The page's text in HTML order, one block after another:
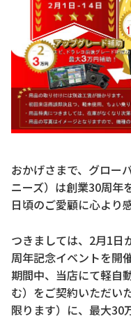
おかげさまで、グロー
ニーズ）は創業30周年
日頃のご愛顧に心より
つきましては、2月1日
周年記念イベントを開
期間中、当店にて軽自
む）をご契約いただい
限ります）に、最大30